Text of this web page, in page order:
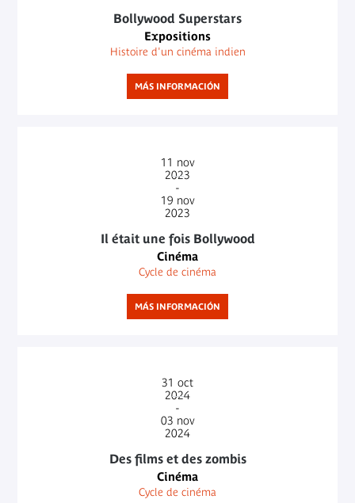
Bollywood Superstars
Expositions
Histoire d'un cinéma indien
MÁS INFORMACIÓN
11 nov
2023
-
19 nov
2023
Il était une fois Bollywood
Cinéma
Cycle de cinéma
MÁS INFORMACIÓN
31 oct
2024
-
03 nov
2024
Des films et des zombis
Cinéma
Cycle de cinéma